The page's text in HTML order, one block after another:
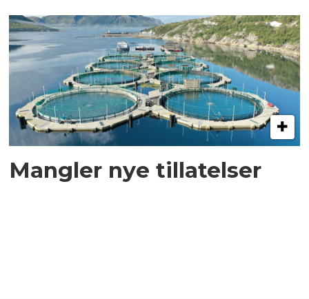
Mangler nye tillatelser